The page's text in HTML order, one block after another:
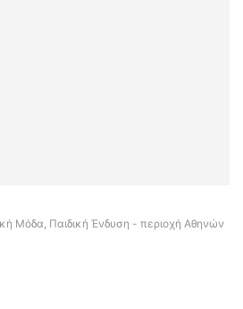
Μόδα, Παιδική Ένδυση - περιοχή Αθηνών